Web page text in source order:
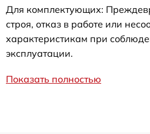
Для комплектующих:
строя, отказ в работе или
характеристикам при
эксплуатации.
Показать полностью